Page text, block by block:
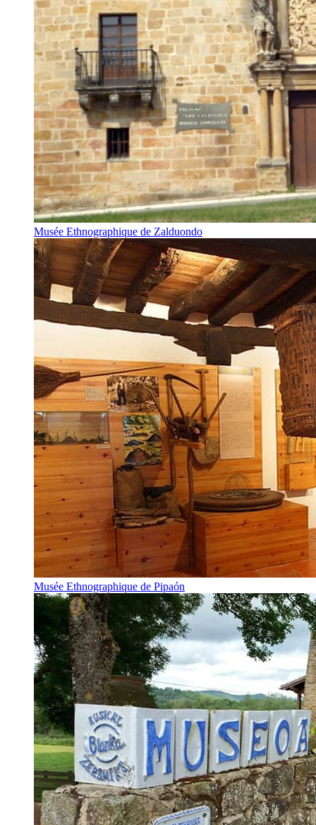
Musée Ethnographique de Zalduondo
Musée Ethnographique de Pipaón